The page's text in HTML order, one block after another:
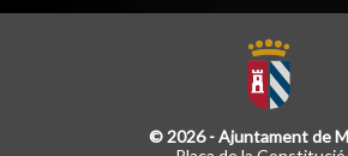
© 2026 - Ajuntament de